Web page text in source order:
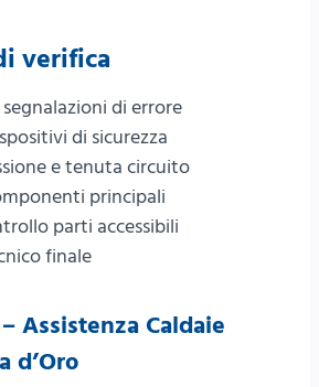
verifica
di errore
di sicurezza
e tenuta circuito
principali
parti accessibili
finale
Assistenza Caldaie
d’Oro